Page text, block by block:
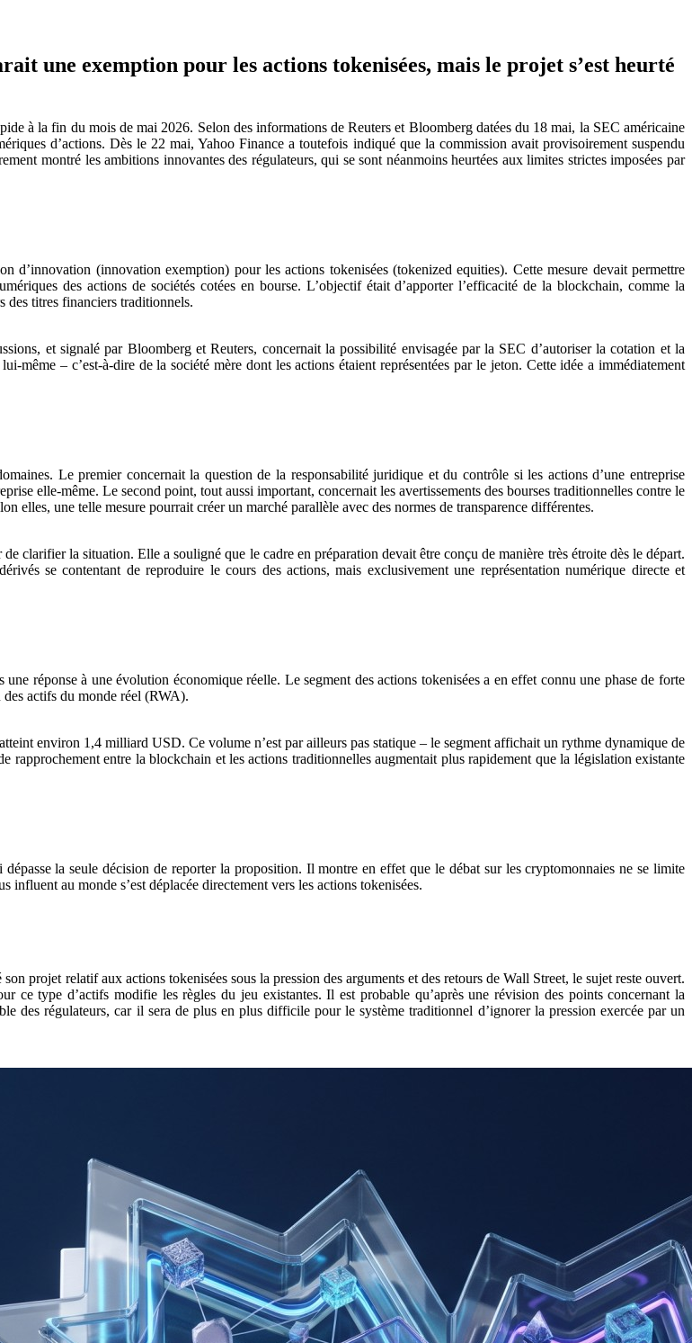
une exemption pour les actions tokenisées, mais le projet s’est heurté
à la fin du mois de mai 2026. Selon des informations de Reuters et Bloomberg datées du 18 mai, la SEC américaine
d’actions. Dès le 22 mai, Yahoo Finance a toutefois indiqué que la commission avait provisoirement suspendu
montré les ambitions innovantes des régulateurs, qui se sont néanmoins heurtées aux limites strictes imposées par
(innovation exemption) pour les actions tokenisées (tokenized equities). Cette mesure devait permettre
des actions de sociétés cotées en bourse. L’objectif était d’apporter l’efficacité de la blockchain, comme la
des titres financiers traditionnels.
et signalé par Bloomberg et Reuters, concernait la possibilité envisagée par la SEC d’autoriser la cotation et la
même – c’est-à-dire de la société mère dont les actions étaient représentées par le jeton. Cette idée a immédiatement
Le premier concernait la question de la responsabilité juridique et du contrôle si les actions d’une entreprise
elle-même. Le second point, tout aussi important, concernait les avertissements des bourses traditionnelles contre le
elles, une telle mesure pourrait créer un marché parallèle avec des normes de transparence différentes.
clarifier la situation. Elle a souligné que le cadre en préparation devait être conçu de manière très étroite dès le départ.
se contentant de reproduire le cours des actions, mais exclusivement une représentation numérique directe et
réponse à une évolution économique réelle. Le segment des actions tokenisées a en effet connu une phase de forte
des actifs du monde réel (RWA).
environ 1,4 milliard USD. Ce volume n’est par ailleurs pas statique – le segment affichait un rythme dynamique de
rapprochement entre la blockchain et les actions traditionnelles augmentait plus rapidement que la législation existante
la seule décision de reporter la proposition. Il montre en effet que le débat sur les cryptomonnaies ne se limite
au monde s’est déplacée directement vers les actions tokenisées.
projet relatif aux actions tokenisées sous la pression des arguments et des retours de Wall Street, le sujet reste ouvert.
type d’actifs modifie les règles du jeu existantes. Il est probable qu’après une révision des points concernant la
des régulateurs, car il sera de plus en plus difficile pour le système traditionnel d’ignorer la pression exercée par un